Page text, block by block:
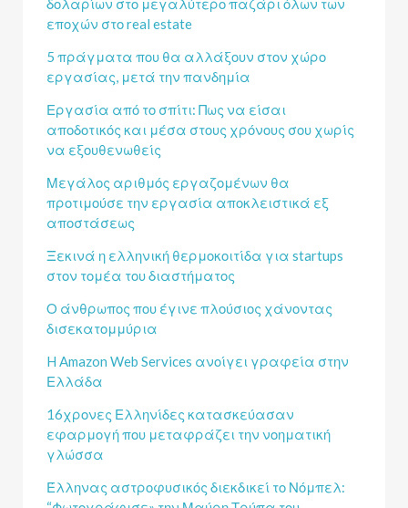
δολαρίων στο μεγαλύτερο παζάρι όλων των
εποχών στο real estate
5 πράγματα που θα αλλάξουν στον χώρο
εργασίας, μετά την πανδημία
Εργασία από το σπίτι: Πως να είσαι
αποδοτικός και μέσα στους χρόνους σου χωρίς
να εξουθενωθείς
Μεγάλος αριθμός εργαζομένων θα
προτιμούσε την εργασία αποκλειστικά εξ
αποστάσεως
Ξεκινά η ελληνική θερμοκοιτίδα για startups
στον τομέα του διαστήματος
Ο άνθρωπος που έγινε πλούσιος χάνοντας
δισεκατομμύρια
H Amazon Web Services ανοίγει γραφεία στην
Ελλάδα
16χρονες Ελληνίδες κατασκεύασαν
εφαρμογή που μεταφράζει την νοηματική
γλώσσα
Έλληνας αστροφυσικός διεκδικεί το Νόμπελ: